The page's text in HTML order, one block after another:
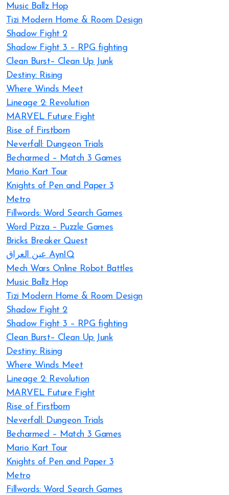
Music Ballz Hop
Tizi Modern Home & Room Design
Shadow Fight 2
Shadow Fight 3 – RPG fighting
Clean Burst– Clean Up Junk
Destiny: Rising
Where Winds Meet
Lineage 2: Revolution
MARVEL Future Fight
Rise of Firstborn
Neverfall: Dungeon Trials
Becharmed – Match 3 Games
Mario Kart Tour
Knights of Pen and Paper 3
Metro
Fillwords: Word Search Games
Word Pizza – Puzzle Games
Bricks Breaker Quest
عين العراق AynIQ
Mech Wars Online Robot Battles
Music Ballz Hop
Tizi Modern Home & Room Design
Shadow Fight 2
Shadow Fight 3 – RPG fighting
Clean Burst– Clean Up Junk
Destiny: Rising
Where Winds Meet
Lineage 2: Revolution
MARVEL Future Fight
Rise of Firstborn
Neverfall: Dungeon Trials
Becharmed – Match 3 Games
Mario Kart Tour
Knights of Pen and Paper 3
Metro
Fillwords: Word Search Games